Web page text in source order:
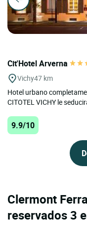
Cit'Hotel Arverna
Vichy47 km
Hotel urbano
CITOTEL VICHY le
9.9/10
Clermont
reservados 3